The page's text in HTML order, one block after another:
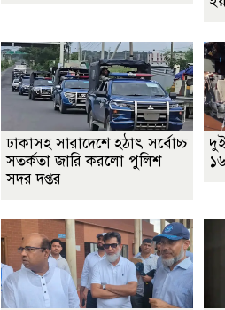
ঢাকাসহ সারাদেশে হঠাৎ সর্বোচ্চ
সতর্কতা জা‌রি করলো পুলিশ
সদর দপ্তর